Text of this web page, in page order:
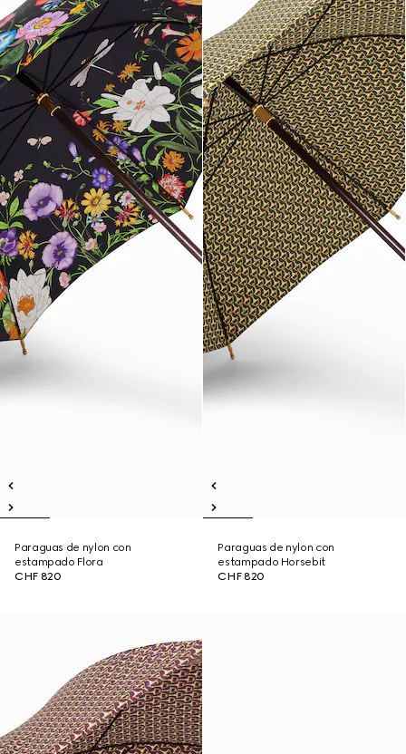
Paraguas de nylon con
estampado Flora
CHF 820
Paraguas de nylon con
estampado Horsebit
CHF 820